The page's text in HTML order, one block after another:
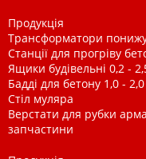
Продукція
Трансформатори
Станції для прогріву
Ящики будівельні 0,2 -
Бадді для бетону 1,0 -
Стіл муляра
Верстати для рубки
запчастини